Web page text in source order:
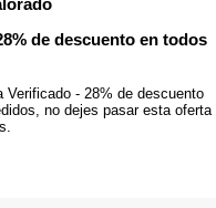
de descuento en todos
Verificado - 28% de descuento
no dejes pasar esta oferta